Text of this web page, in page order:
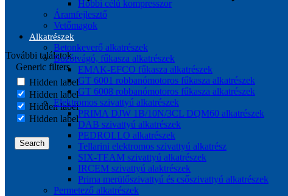
További találatok...
Generic filters
Hidden label
Hidden label
Hidden label
Hidden label
Search
Hobbi célú kompresszor
Áramfejlesztő
Vetőmagok
Alkatrészek
Betonkeverő alkatrészek
Bozótvágó, fűkasza alkatrészek
EMAK-EFCO fűkasza alkatrészek
GT 6001 robbanómotoros fűkasza alkatrészek
GT 6008 robbanómotoros fűkasza alkatrészek
Elektromos szivattyú alkatrészek
PRIMA DJW 1B/10N/3CL DQM60 alkatrészek
DAB szivattyú alkatrészek
PEDROLLO alkatrészek
Tellarini elektromos szivattyú alkatrész
SIX-TEAM szivattyú alkatrészek
IRCEM szivattyú alaktrészek
Prima merülőszivattyú és csőszivattyú alkatrészek
Permetező alkatrészek